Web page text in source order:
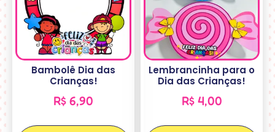
Bambolê Dia das
Crianças!
R$ 6,90
Lembrancinha para o
Dia das Crianças!
R$4,00